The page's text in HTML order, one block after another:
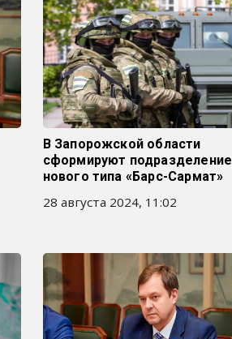
В Запорожской области
сформируют подразделение
нового типа «Барс-Сармат»
28 августа 2024, 11:02